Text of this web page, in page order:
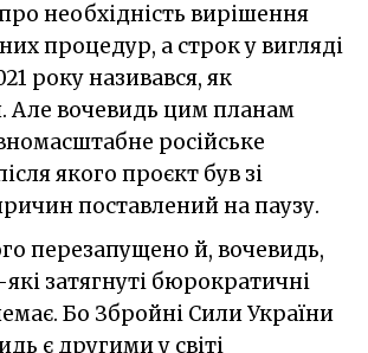
необхідність вирішення
процедур, а строк у вигляді
року називався, як
Але вочевидь цим планам
російське
якого проєкт був зі
поставлений на паузу.
перезапущено й, вочевидь,
затягнуті бюрократичні
Бо Збройні Сили України
є другими у світі